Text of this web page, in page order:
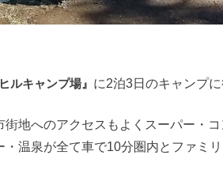
ルキャンプ場』 に2泊3日のキャンプに
地へのアクセスもよくスーパー・
温泉が全て車で10分圏内とファミ